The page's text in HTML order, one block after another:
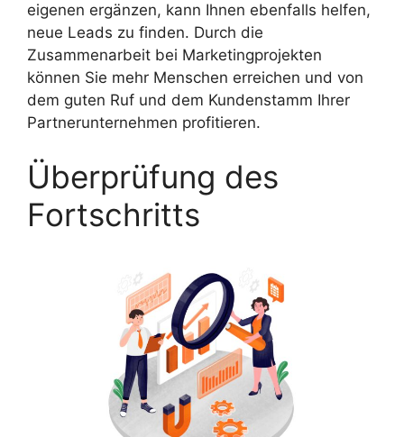
eigenen ergänzen, kann Ihnen ebenfalls helfen,
neue Leads zu finden. Durch die
Zusammenarbeit bei Marketingprojekten
können Sie mehr Menschen erreichen und von
dem guten Ruf und dem Kundenstamm Ihrer
Partnerunternehmen profitieren.
Überprüfung des
Fortschritts